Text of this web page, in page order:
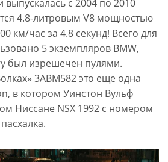
выпускалась с 2004 по 2010
4.8-литровым V8 мощностью
км/час за 4.8 секунд! Всего для
5 экземпляров BMW,
был изрешечен пулями.
3ABM582 это еще одна
в котором Уинстон Вульф
Ниссане NSX 1992 с номером